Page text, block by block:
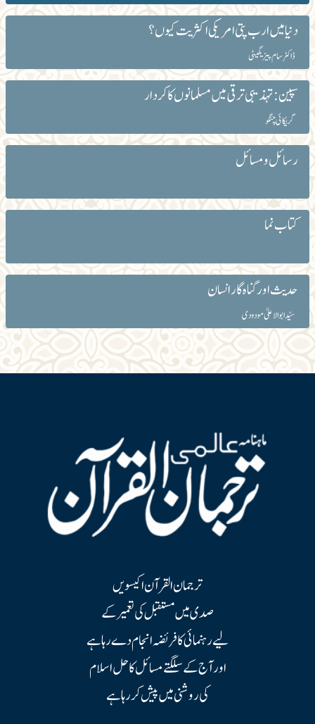
دنیا میں ارب پتی امریکی اکثریت کیوں؟
ڈاکٹر سام پیزیگیٹی
سپین: تہذیبی ترقی میں مسلمانوں کا کردار
گریکائی چنگو
رسائل و مسائل
کتاب نما
حدیث اور گناہ گار انسان
سیّد ابوالاعلیٰ مودودی
ترجمان القرآن اکیسویں
صدی میں مستقبل کی تعمیر کے
لیے رہنمائی کا فریضہ انجام دے رہا ہے
اور آج کے سلگتے مسائل کا حل اسلام
کی روشنی میں پیش کر رہا ہے